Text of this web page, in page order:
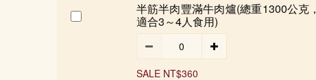
半筋半肉豐滿牛肉爐(總重1300公克，
適合3～4人食用)
SALE NT$360